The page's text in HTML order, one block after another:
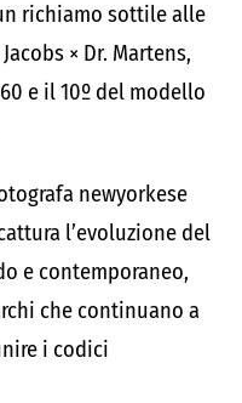
richiamo sottile alle
× Dr. Martens,
e il 10º del modello
newyorkese
l’evoluzione del
e contemporaneo,
che continuano a
i codici